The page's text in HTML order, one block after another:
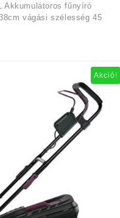
Akkumulátoros fűnyíró
vágási szélesség 45
Akció!